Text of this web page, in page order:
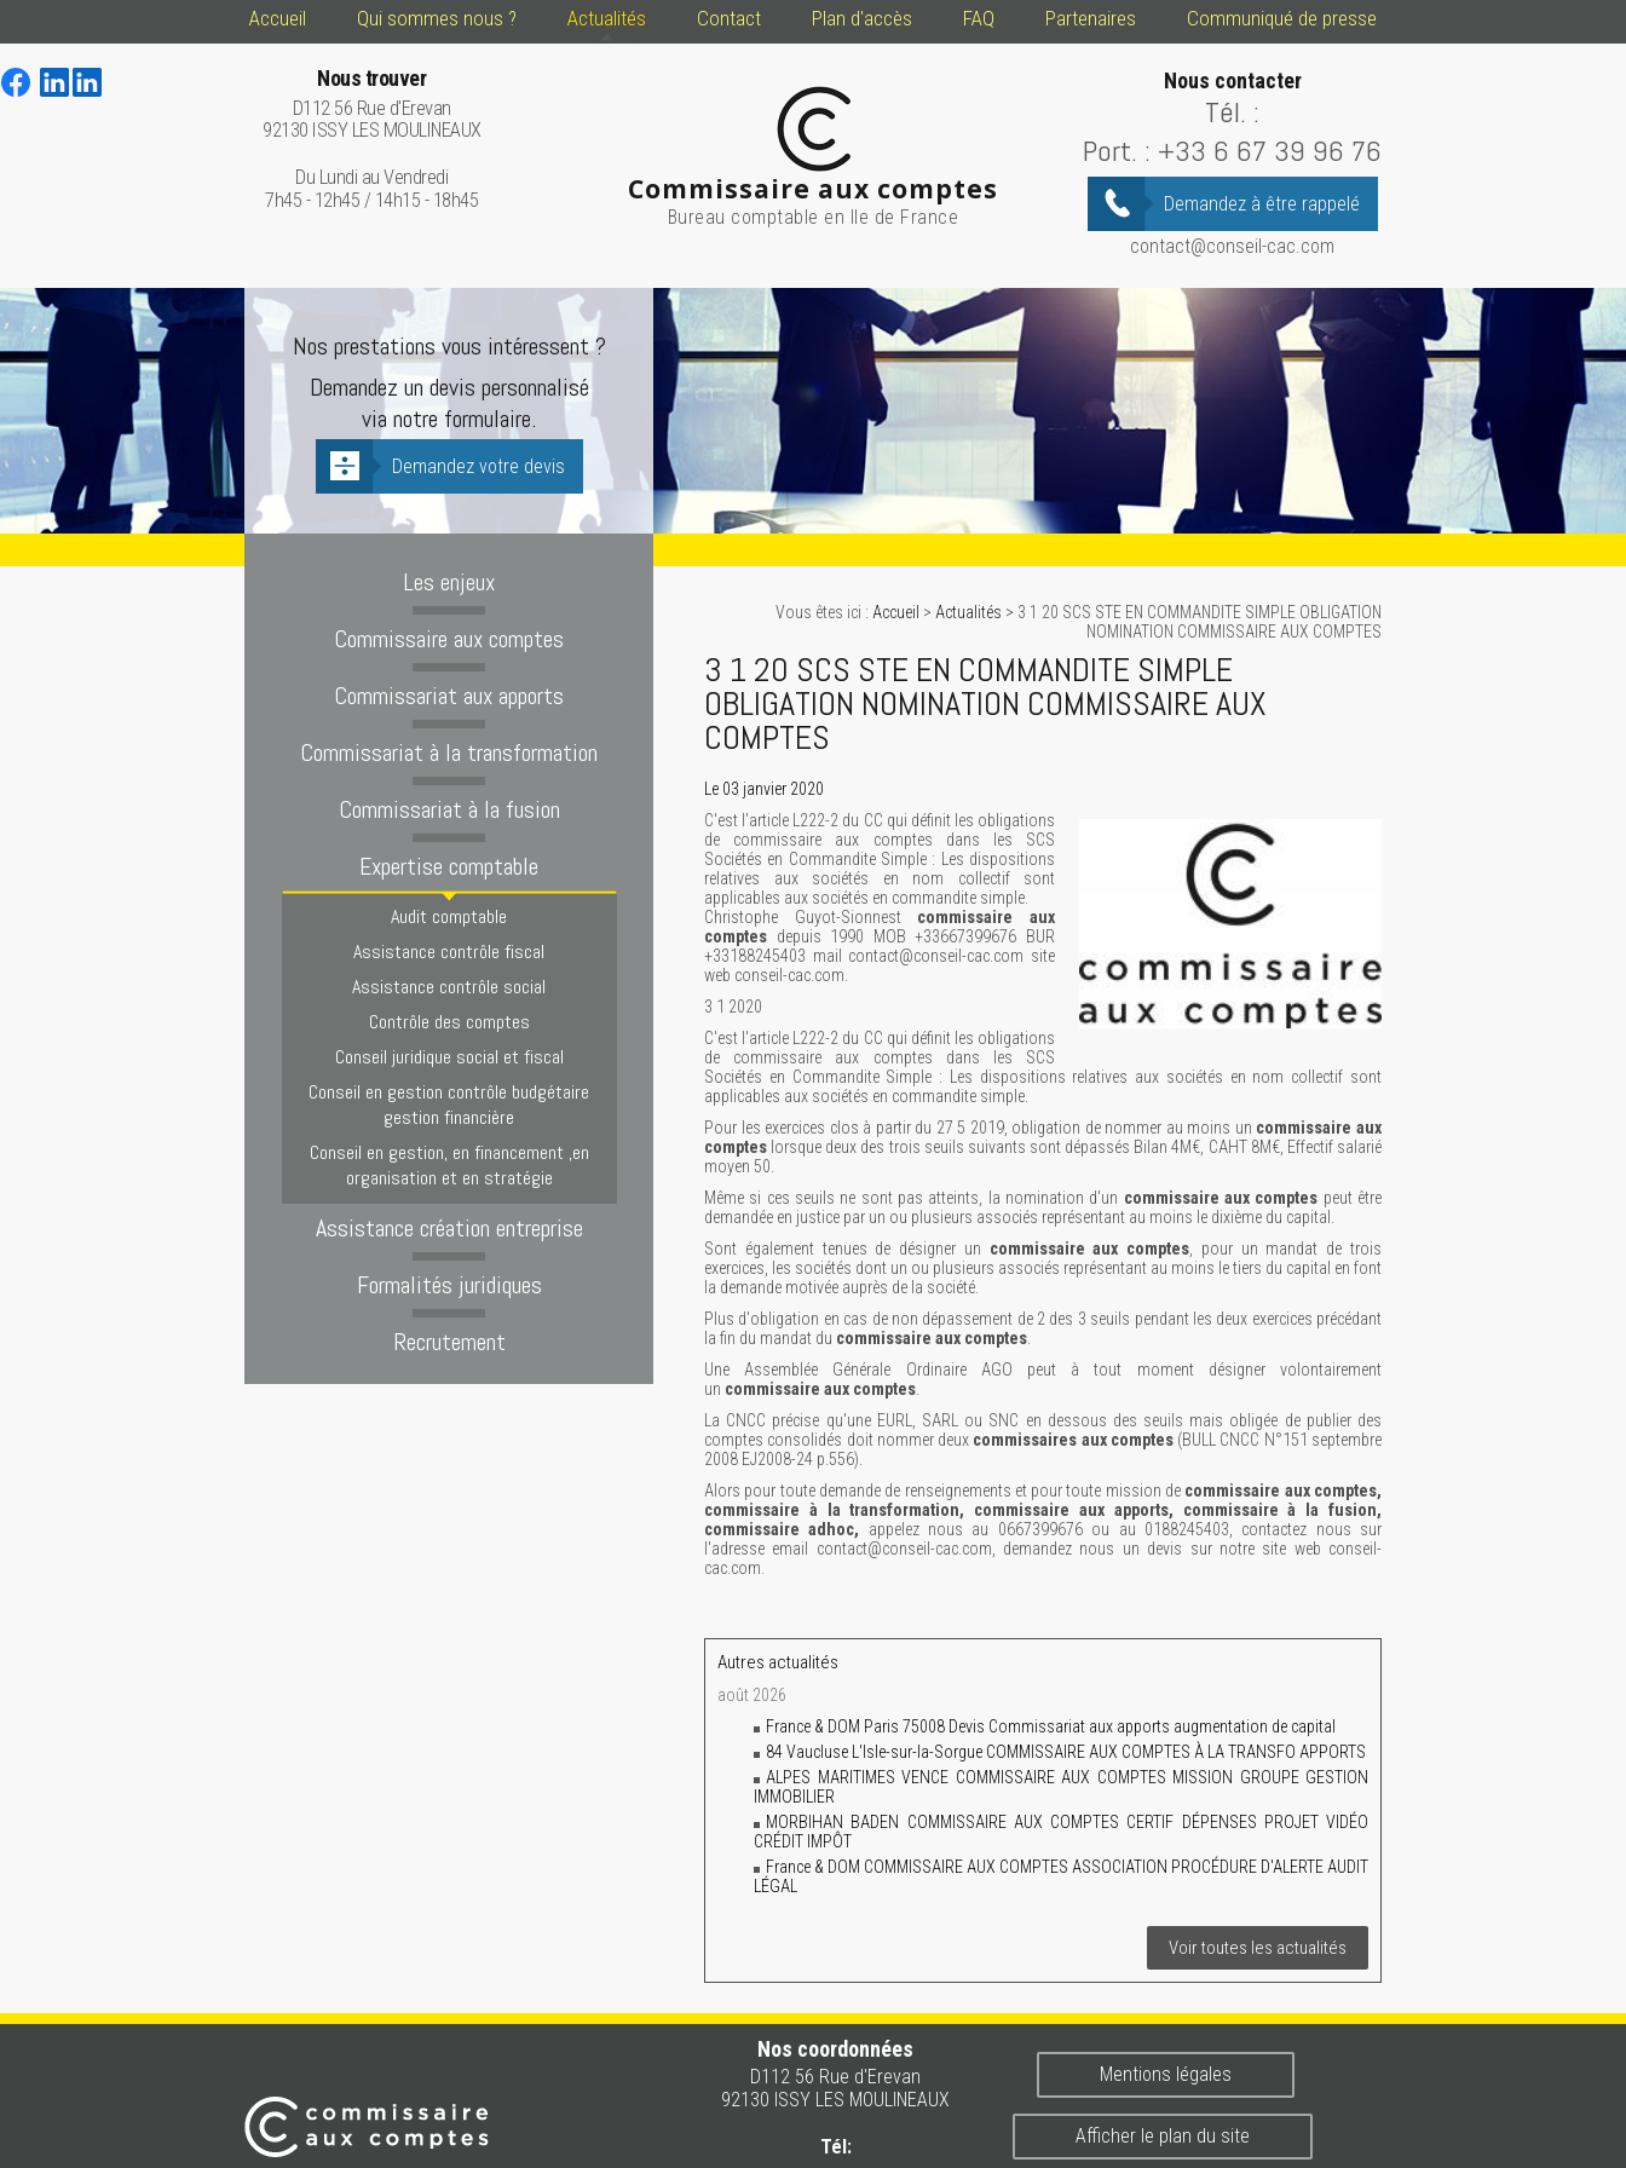
Accueil Qui sommes nous ? Actualités Contact Plan d'accès FAQ Partenaires Communiqué de presse
Commissaire aux comptes
Bureau comptable en Ile de France
Nous trouver
D112 56 Rue d'Erevan
92130 ISSY LES MOULINEAUX
Du Lundi au Vendredi
7h45 - 12h45 / 14h15 - 18h45
Nous contacter
Tél. :
Port. : +33 6 67 39 96 76
Demandez à être rappelé
contact@conseil-cac.com
Nos prestations vous intéressent ?
Demandez un devis personnalisé
via notre formulaire.
Demandez votre devis
Vous êtes ici : Accueil > Actualités > 3 1 20 SCS STE EN COMMANDITE SIMPLE OBLIGATION
NOMINATION COMMISSAIRE AUX COMPTES
3 1 20 SCS STE EN COMMANDITE SIMPLE
OBLIGATION NOMINATION COMMISSAIRE AUX
COMPTES
Le 03 janvier 2020
C'est l'article L222-2 du CC qui définit les obligations
de commissaire aux comptes dans les SCS
Sociétés en Commandite Simple : Les dispositions
relatives aux sociétés en nom collectif sont
applicables aux sociétés en commandite simple.
Christophe Guyot-Sionnest commissaire aux
comptes depuis 1990 MOB +33667399676 BUR
+33188245403 mail contact@conseil-cac.com site
web conseil-cac.com.
3 1 2020
C'est l'article L222-2 du CC qui définit les obligations
de commissaire aux comptes dans les SCS
Sociétés en Commandite Simple : Les dispositions relatives aux sociétés en nom collectif sont
applicables aux sociétés en commandite simple.
Pour les exercices clos à partir du 27 5 2019, obligation de nommer au moins un commissaire aux
comptes lorsque deux des trois seuils suivants sont dépassés Bilan 4M€, CAHT 8M€, Effectif salarié
moyen 50.
Même si ces seuils ne sont pas atteints, la nomination d'un commissaire aux comptes peut être
demandée en justice par un ou plusieurs associés représentant au moins le dixième du capital.
Sont également tenues de désigner un commissaire aux comptes , pour un mandat de trois
exercices, les sociétés dont un ou plusieurs associés représentant au moins le tiers du capital en font
la demande motivée auprès de la société.
Plus d'obligation en cas de non dépassement de 2 des 3 seuils pendant les deux exercices précédant
la fin du mandat du commissaire aux comptes
Une Assemblée Générale Ordinaire AGO peut à tout moment désigner volontairement
un commissaire aux comptes
La CNCC précise qu'une EURL, SARL ou SNC en dessous des seuils mais obligée de publier des
comptes consolidés doit nommer deux commissaires aux comptes(BULL CNCC N°151 septembre
2008 EJ2008-24 p.556).
Alors pour toute demande de renseignements et pour toute mission de commissaire aux comptes,
commissaire à la transformation, commissaire aux apports, commissaire à la fusion,
commissaire adhoc, appelez nous au 0667399676 ou au 0188245403, contactez nous sur
l'adresse email contact@conseil-cac.com, demandez nous un devis sur notre site web conseil-
cac.com.
Autres actualités
août 2026
France & DOM Paris 75008 Devis Commissariat aux apports augmentation de capital
84 Vaucluse L'Isle-sur-la-Sorgue COMMISSAIRE AUX COMPTES À LA TRANSFO APPORTS
ALPES MARITIMES VENCE COMMISSAIRE AUX COMPTES MISSION GROUPE GESTION
IMMOBILIER
MORBIHAN BADEN COMMISSAIRE AUX COMPTES CERTIF DÉPENSES PROJET VIDÉO
CRÉDIT IMPÔT
France & DOM COMMISSAIRE AUX COMPTES ASSOCIATION PROCÉDURE D'ALERTE AUDIT
LÉGAL
Voir toutes les actualités
Les enjeux
Commissaire aux comptes
Commissariat aux apports
Commissariat à la transformation
Commissariat à la fusion
Expertise comptable
Audit comptable
Assistance contrôle fiscal
Assistance contrôle social
Contrôle des comptes
Conseil juridique social et fiscal
Conseil en gestion contrôle budgétaire
gestion financière
Conseil en gestion, en financement ,en
organisation et en stratégie
Assistance création entreprise
Formalités juridiques
Recrutement
Nos coordonnées
D112 56 Rue d'Erevan
92130 ISSY LES MOULINEAUX
Tél:
Mentions légales
Afficher le plan du site